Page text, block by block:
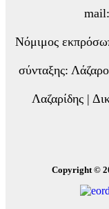
Νόμιμος
σύνταξης:
Λαζαρίδης |
Copyright ©